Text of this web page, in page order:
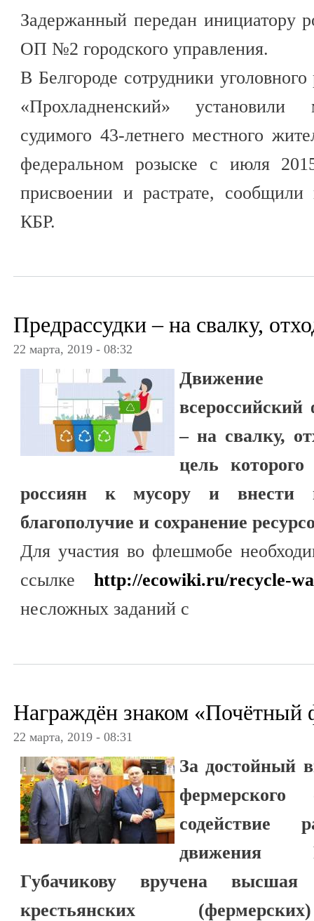
Задержанный передан инициатору
ОП №2 городского управления.
В Белгороде сотрудники
«Прохладненский» установили
судимого 43-летнего местного
федеральном розыске с июля
присвоении и растрате,
КБР.
Предрассудки – на свалку,
22 марта, 2019 - 08:32
– на свалку,
цель
россиян к мусору и
благополучие и сохранение
Для участия во флешмобе
ссылкеhttp://ecowiki.ru/recycle-
несложных заданий с
Награждён знаком «Почётный
22 марта, 2019 - 08:31
За достойный
фермерского
содействие
движения
Губачикову вручена высшая
крестьянских